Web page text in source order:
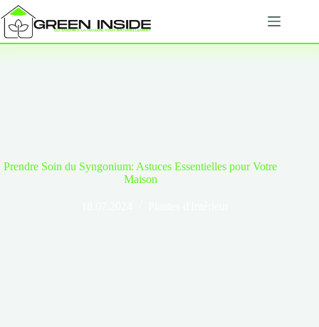
Passer
au
contenu
Prendre Soin du Syngonium: Astuces Essentielles pour Votre
Maison